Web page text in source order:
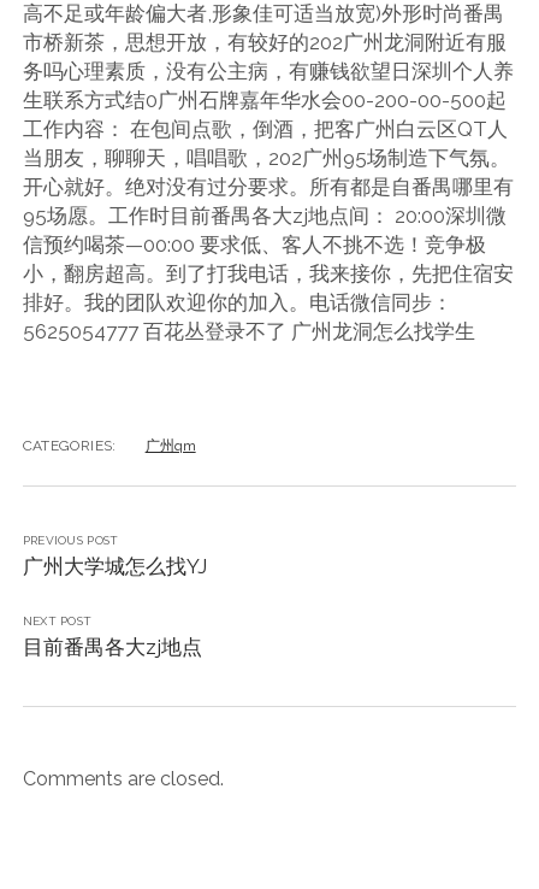
高不足或年龄偏大者,形象佳可适当放宽)外形时尚番禺
市桥新茶，思想开放，有较好的202广州龙洞附近有服
务吗心理素质，没有公主病，有赚钱欲望日深圳个人养
生联系方式结0广州石牌嘉年华水会00-200-00-500起
工作内容： 在包间点歌，倒酒，把客广州白云区QT人
当朋友，聊聊天，唱唱歌，202广州95场制造下气氛。
开心就好。绝对没有过分要求。所有都是自番禺哪里有
95场愿。工作时目前番禺各大zj地点间： 20:00深圳微
信预约喝茶—00:00 要求低、客人不挑不选！竞争极
小，翻房超高。到了打我电话，我来接你，先把住宿安
排好。我的团队欢迎你的加入。电话微信同步：
5625054777 百花丛登录不了 广州龙洞怎么找学生
CATEGORIES: 广州qm
PREVIOUS POST
广州大学城怎么找YJ
NEXT POST
目前番禺各大zj地点
Comments are closed.